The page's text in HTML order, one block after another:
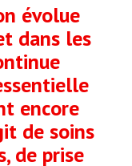
évolue
dans les
encore
de soins
de prise